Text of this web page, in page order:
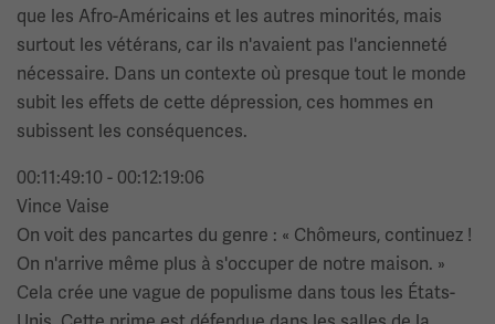
que les Afro-Américains et les autres minorités, mais
surtout les vétérans, car ils n'avaient pas l'ancienneté
nécessaire. Dans un contexte où presque tout le monde
subit les effets de cette dépression, ces hommes en
subissent les conséquences.
00:11:49:10 - 00:12:19:06
Vince Vaise
On voit des pancartes du genre : « Chômeurs, continuez !
On n'arrive même plus à s'occuper de notre maison. »
Cela crée une vague de populisme dans tous les États-